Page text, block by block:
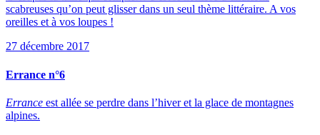
scabreuses qu’on peut glisser dans un seul thème littéraire. A vos
oreilles et à vos loupes !
27 décembre 2017
Errance n°6
Errance est allée se perdre dans l’hiver et la glace de montagnes
alpines.